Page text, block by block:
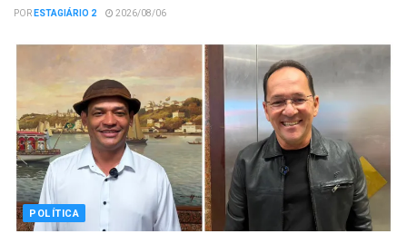
PORESTAGIÁRIO 2 2026/08/06
POLÍTICA